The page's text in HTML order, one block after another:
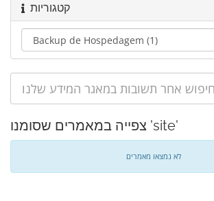
קטגוריות
צפייה במאמרים שסומנו 'site'
לא נמצאו מאמרים